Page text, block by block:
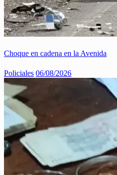
Choque en cadena en la Avenida
Policiales 06/08/2026